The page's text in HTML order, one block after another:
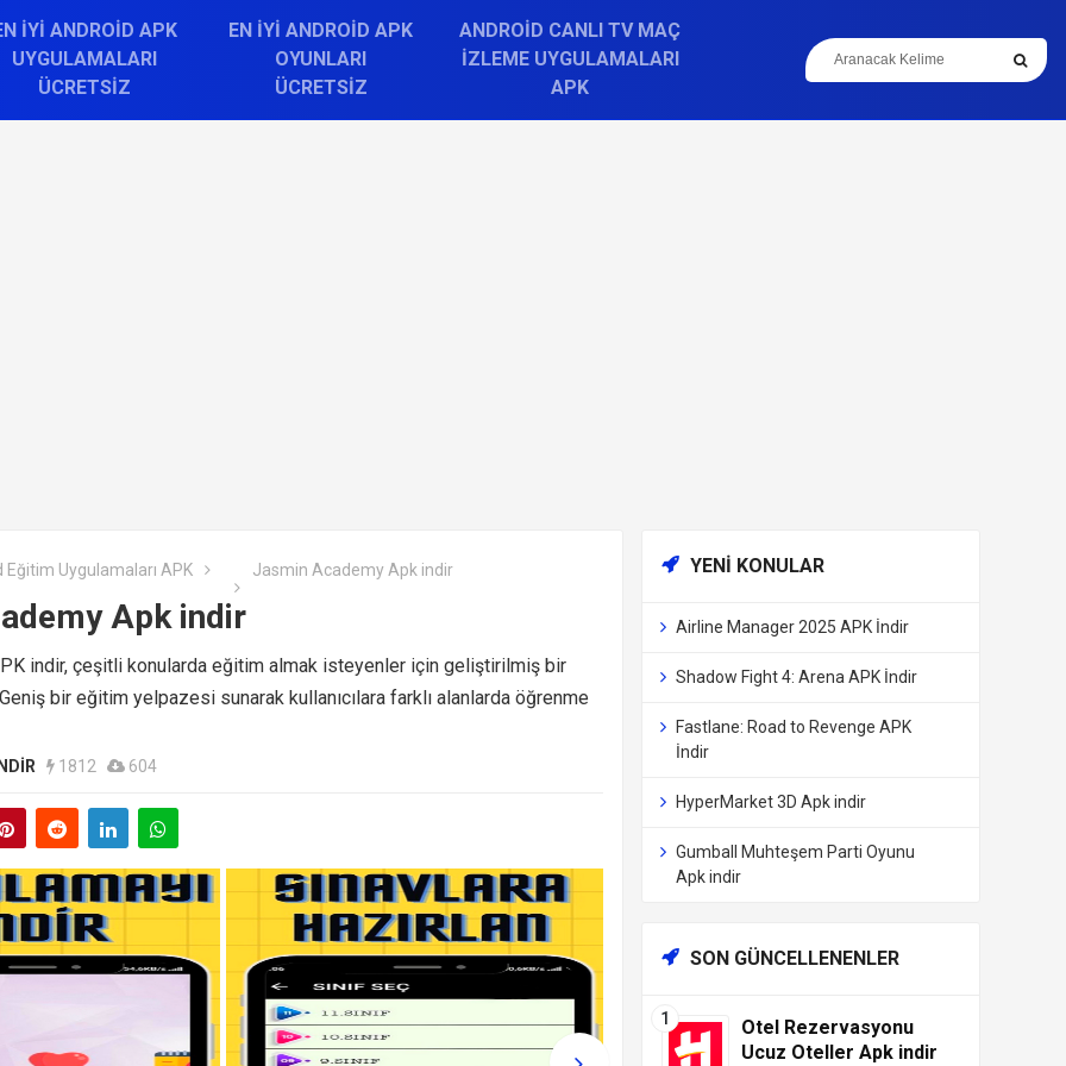
İYI ANDROID APK
UYGULAMALARI
ÜCRETSIZ
EN İYI ANDROID APK
OYUNLARI
ÜCRETSIZ
ANDROID CANLI TV MAÇ
İZLEME UYGULAMALARI
APK
Eğitim Uygulamaları APK Jasmin Academy Apk indir
Apk indir
indir, çeşitli konularda eğitim almak isteyenler için geliştirilmiş bir
bir eğitim yelpazesi sunarak kullanıcılara farklı alanlarda öğrenme
1812 604
YENI KONULAR
Airline Manager 2025 APK İndir
Shadow Fight 4: Arena APK İndir
Fastlane: Road to Revenge APK
İndir
HyperMarket 3D Apk indir
Gumball Muhteşem Parti Oyunu
Apk indir
SON GÜNCELLENENLER
Otel Rezervasyonu
Ucuz Oteller Apk indir